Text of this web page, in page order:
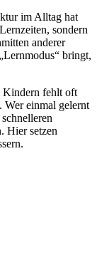
im Alltag hat
sondern
anderer
bringt,
Kindern fehlt oft
Wer einmal gelernt
Hier setzen